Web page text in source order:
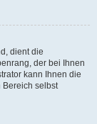
dient die
der bei Ihnen
kann Ihnen die
Bereich selbst